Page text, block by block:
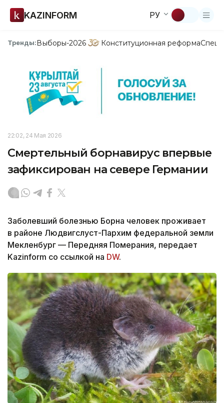
KAZINFORM РУ
Тренды:Выборы-2026 Конституционная реформа
22:02, 24 Мая 2026
Смертельный борнавирус впервые
зафиксирован на севере Германии
Заболевший болезнью Борна человек проживает
в районе Людвигслуст-Пархим федеральной земли
Мекленбург — Передняя Померания, передает
Kazinform со ссылкой на DW.